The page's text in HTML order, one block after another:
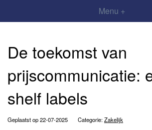
Menu +
De toekomst van
prijscommunicatie:
shelf labels
Geplaatst op 22-07-2025 Categorie:Zakelijk